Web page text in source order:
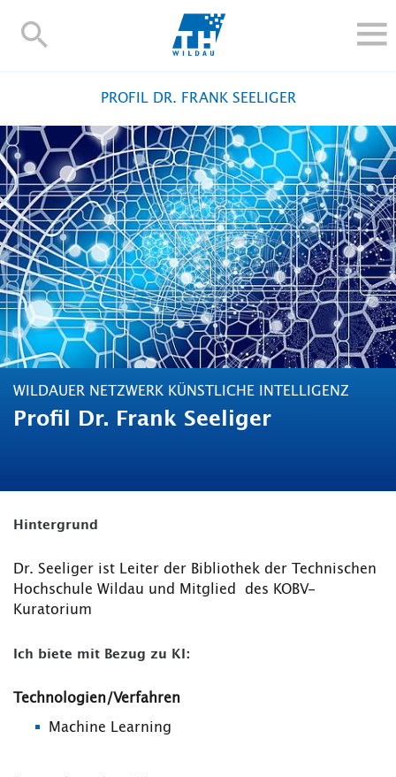
TH-
FORSCHUNG UND TRANSFER
ALUMNI
HOCHSCHULE
INTERNATIONAL
BESCHÄFTIGTE
Blogs Kontakt und Anfahrt Webmail Moodle
TH Online-Portal Personensuche English
PROFIL DR. FRANK SEELIGER
WILDAUER NETZWERK KÜNSTLICHE INTELLIGENZ
Profil Dr. Frank Seeliger
Hintergrund
Dr. Seeliger ist Leiter der Bibliothek der Technischen
Hochschule Wildau und Mitglied des KOBV-
Kuratorium
Ich biete mit Bezug zu KI:
Technologien/Verfahren
Machine Learning